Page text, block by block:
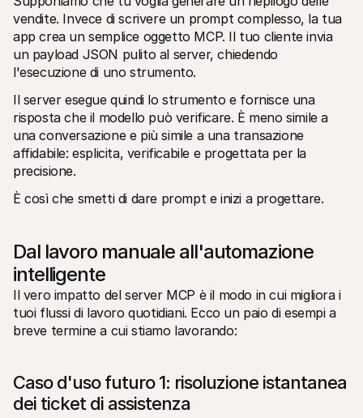
vendite. Invece di scrivere un prompt complesso, la tua
app crea un semplice oggetto MCP. Il tuo cliente invia
un payload JSON pulito al server, chiedendo
l'esecuzione di uno strumento.
Il server esegue quindi lo strumento e fornisce una
risposta che il modello può verificare. È meno simile a
una conversazione e più simile a una transazione
affidabile: esplicita, verificabile e progettata per la
precisione.
È così che smetti di dare prompt e inizi a progettare.
Dal lavoro manuale all'automazione
intelligente
Il vero impatto del server MCP è il modo in cui migliora i
tuoi flussi di lavoro quotidiani. Ecco un paio di esempi a
breve termine a cui stiamo lavorando:
Caso d'uso futuro 1: risoluzione istantanea
dei ticket di assistenza